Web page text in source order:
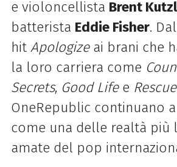
e violoncellista Brent
batterista Eddie Fisher.
hit Apologizeai brani che
la loro carriera come
Secrets, Good Life e
OneRepublic continuano
come una delle realtà più
amate del pop